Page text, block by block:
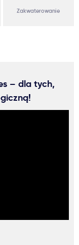
Zakwaterowanie
– dla tych,